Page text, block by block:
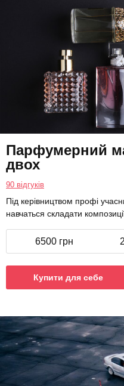
Парфумерний
двох
90 відгуків
Під керівництвом профі
навчаться складати
6500 грн
Купити для себе